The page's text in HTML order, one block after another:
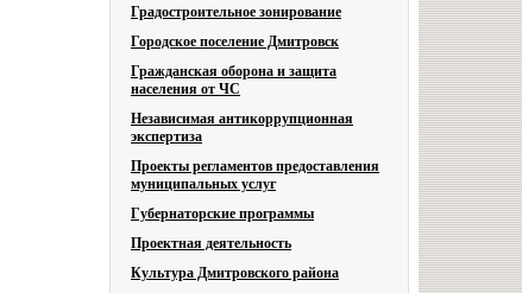
Градостроительное зонирование
Городское поселение Дмитровск
Гражданская оборона и защита
населения от ЧС
Независимая антикоррупционная
экспертиза
Проекты регламентов предоставления
муниципальных услуг
Губернаторские программы
Проектная деятельность
Культура Дмитровского района